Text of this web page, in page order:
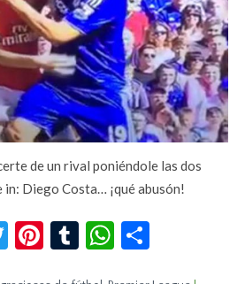
de un rival poniéndole las dos
in: Diego Costa… ¡qué abusón!
Twitter
Pinterest
TumblrWhatsApp